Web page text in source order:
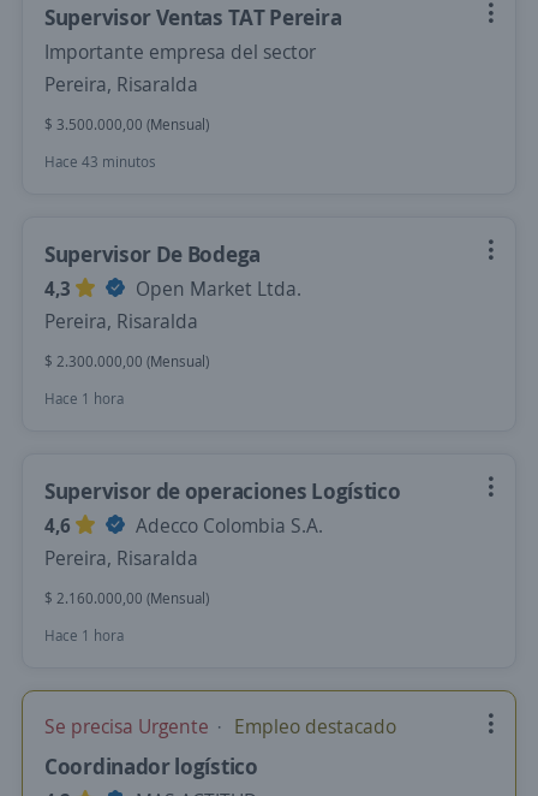
Supervisor Ventas TAT Pereira
Importante empresa del sector
Pereira, Risaralda
$ 3.500.000,00 (Mensual)
Hace 43 minutos
Supervisor De Bodega
4,3
Open Market Ltda.
Pereira, Risaralda
$ 2.300.000,00 (Mensual)
Hace 1 hora
Supervisor de operaciones Logístico
4,6
Adecco Colombia S.A.
Pereira, Risaralda
$ 2.160.000,00 (Mensual)
Hace 1 hora
Se precisa Urgente Empleo destacado
Coordinador logístico